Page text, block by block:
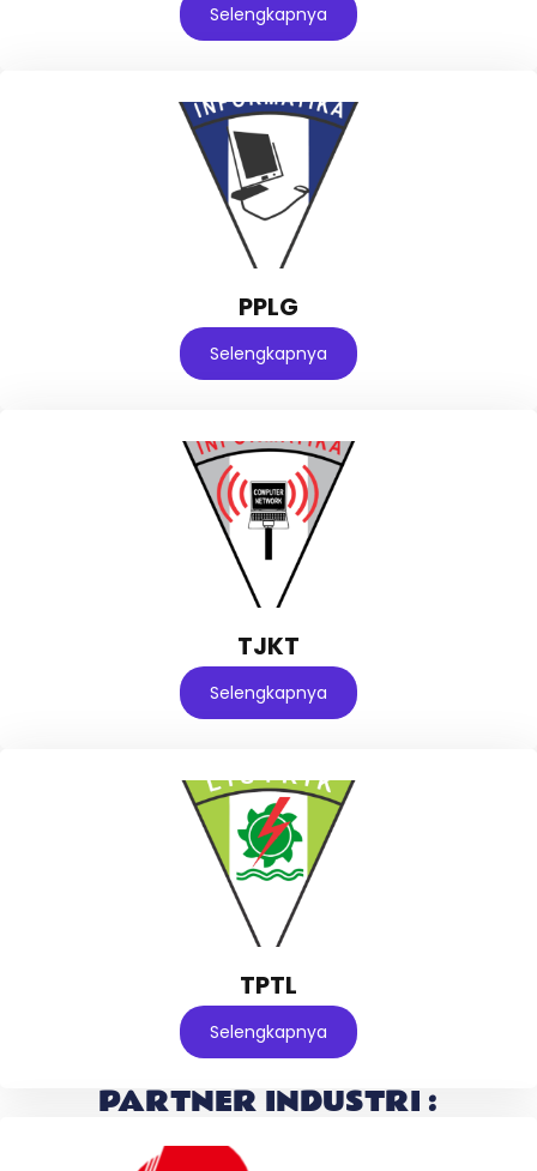
Selengkapnya
PPLG
Selengkapnya
TJKT
Selengkapnya
TPTL
Selengkapnya
PARTNER INDUSTRI :